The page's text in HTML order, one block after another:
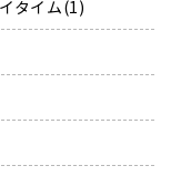
タイム(1)